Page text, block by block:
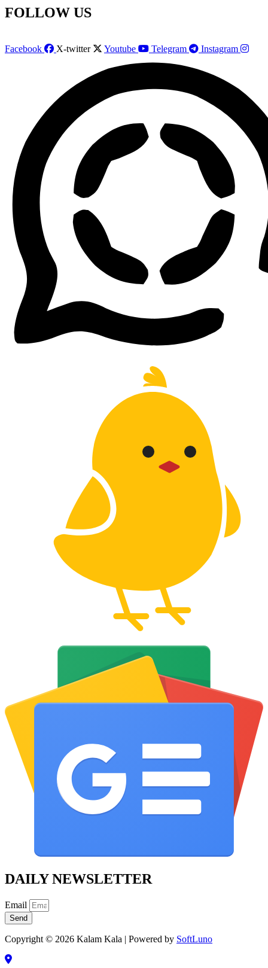
FOLLOW US
Facebook X-twitter Youtube Telegram Instagram
DAILY NEWSLETTER
Email
Send
Copyright © 2026 Kalam Kala | Powered by SoftLuno